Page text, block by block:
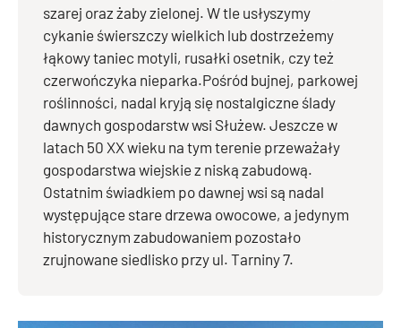
szarej oraz żaby zielonej. W tle usłyszymy
cykanie świerszczy wielkich lub dostrzeżemy
łąkowy taniec motyli, rusałki osetnik, czy też
czerwończyka nieparka.Pośród bujnej, parkowej
roślinności, nadal kryją się nostalgiczne ślady
dawnych gospodarstw wsi Służew. Jeszcze w
latach 50 XX wieku na tym terenie przeważały
gospodarstwa wiejskie z niską zabudową.
Ostatnim świadkiem po dawnej wsi są nadal
występujące stare drzewa owocowe, a jedynym
historycznym zabudowaniem pozostało
zrujnowane siedlisko przy ul. Tarniny 7.